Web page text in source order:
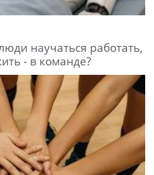
научаться работать,
- в команде?